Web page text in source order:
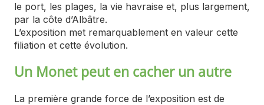
le port, les plages, la vie havraise et, plus largement,
par la côte d’Albâtre.
L’exposition met remarquablement en valeur cette
filiation et cette évolution.
Un Monet peut en cacher un autre
La première grande force de l’exposition est de